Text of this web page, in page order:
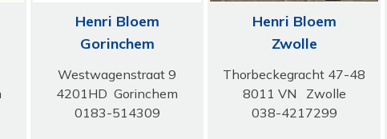
Henri Bloem
Gorinchem
Westwagenstraat 9
4201HD Gorinchem
0183-514309
Henri Bloem
Zwolle
Thorbeckegracht 47-48
8011 VN Zwolle
038-4217299